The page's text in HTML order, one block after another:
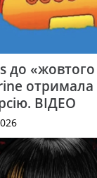
до
отримала
ВІДЕО